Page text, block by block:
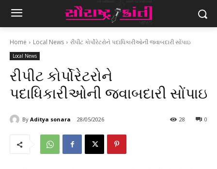
Home Local News રીપીટ કોર્પોરેટરોને પદાધિકારીઓની જવાબદારી સોંપાઇ
Local News
રીપીટ કોર્પોરેટરોને
પદાધિકારીઓની જવાબદારી સોંપાઇ
By Aditya sonara 28/05/2026 0
28